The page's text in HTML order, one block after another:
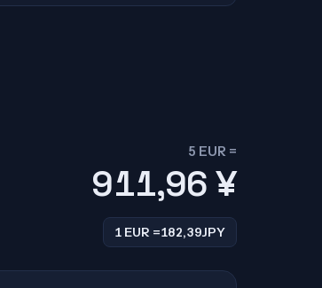
5 EUR =
911,96¥
1 EUR =182,39JPY